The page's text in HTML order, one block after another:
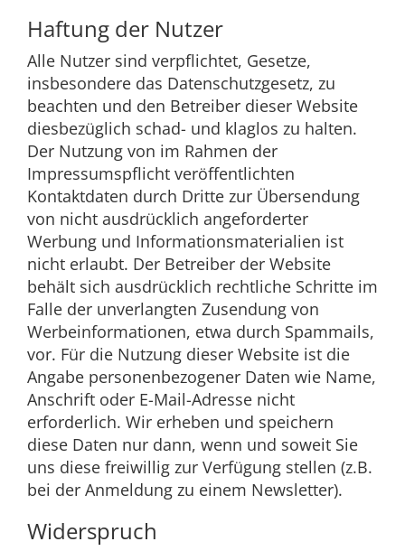
Haftung der Nutzer
Alle Nutzer sind verpflichtet, Gesetze,
insbesondere das Datenschutzgesetz, zu
beachten und den Betreiber dieser Website
diesbezüglich schad- und klaglos zu halten.
Der Nutzung von im Rahmen der
Impressumspflicht veröffentlichten
Kontaktdaten durch Dritte zur Übersendung
von nicht ausdrücklich angeforderter
Werbung und Informationsmaterialien ist
nicht erlaubt. Der Betreiber der Website
behält sich ausdrücklich rechtliche Schritte im
Falle der unverlangten Zusendung von
Werbeinformationen, etwa durch Spammails,
vor. Für die Nutzung dieser Website ist die
Angabe personenbezogener Daten wie Name,
Anschrift oder E-Mail-Adresse nicht
erforderlich. Wir erheben und speichern
diese Daten nur dann, wenn und soweit Sie
uns diese freiwillig zur Verfügung stellen (z.B.
bei der Anmeldung zu einem Newsletter).
Widerspruch